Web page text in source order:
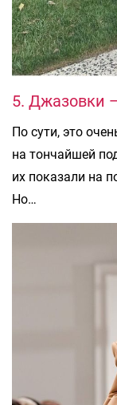
5. Джазовки
По сути, это
на тончайшей
их показали на
Но…